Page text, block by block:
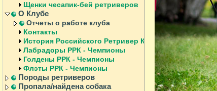
Щенки чесапик-бей ретриверов
О Клубе
Отчеты о работе клуба
Контакты
История Российского Ретривер Клуба
Лабрадоры РРК - Чемпионы
Голдены РРК - Чемпионы
Флэты РРК - Чемпионы
Породы ретриверов
Пропала/найдена собака